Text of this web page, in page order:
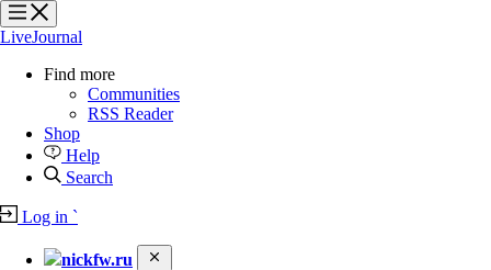
?
?
?
?
LiveJournal
Find more
Communities
RSS Reader
Shop
Help
Search
Log in `
nickfw.ru